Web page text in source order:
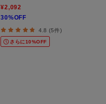
¥2,092
30%OFF
4.8 (5件)
さらに10%OFF